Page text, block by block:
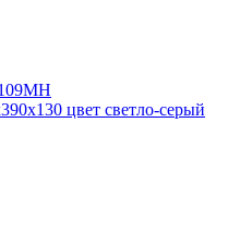
цвет светло-серый